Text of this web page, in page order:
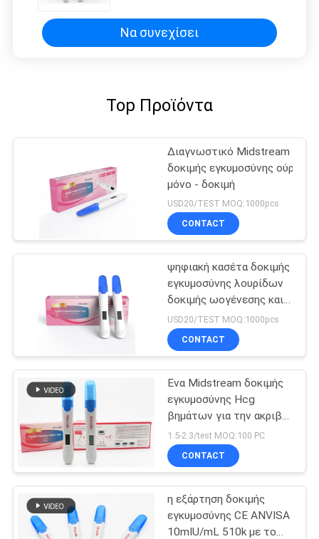
Να συνεχίσει
Top Προϊόντα
Διαγνωστικό Midstream
δοκιμής εγκυμοσύνης ούρων
μόνο - δοκιμή
USD20/TEST MOQ:1000pcs
CONTACT
ψηφιακή κασέτα δοκιμής
εγκυμοσύνης λουρίδων
δοκιμής ωογένεσης και
λουρίδων δοκιμής
εγκυμοσύνης
USD20/TEST MOQ:1000pcs
CONTACT
Ένα Midstream δοκιμής
εγκυμοσύνης Hcg
βημάτων για την ακριβή
δοκιμή
1.5-2.3/test MOQ:100 PC
CONTACT
η εξάρτηση δοκιμής
εγκυμοσύνης CE ANVISA
10mIU/mL 510k με το